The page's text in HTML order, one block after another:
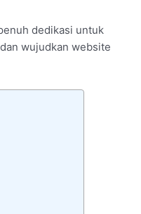
dedikasi untuk
wujudkan website